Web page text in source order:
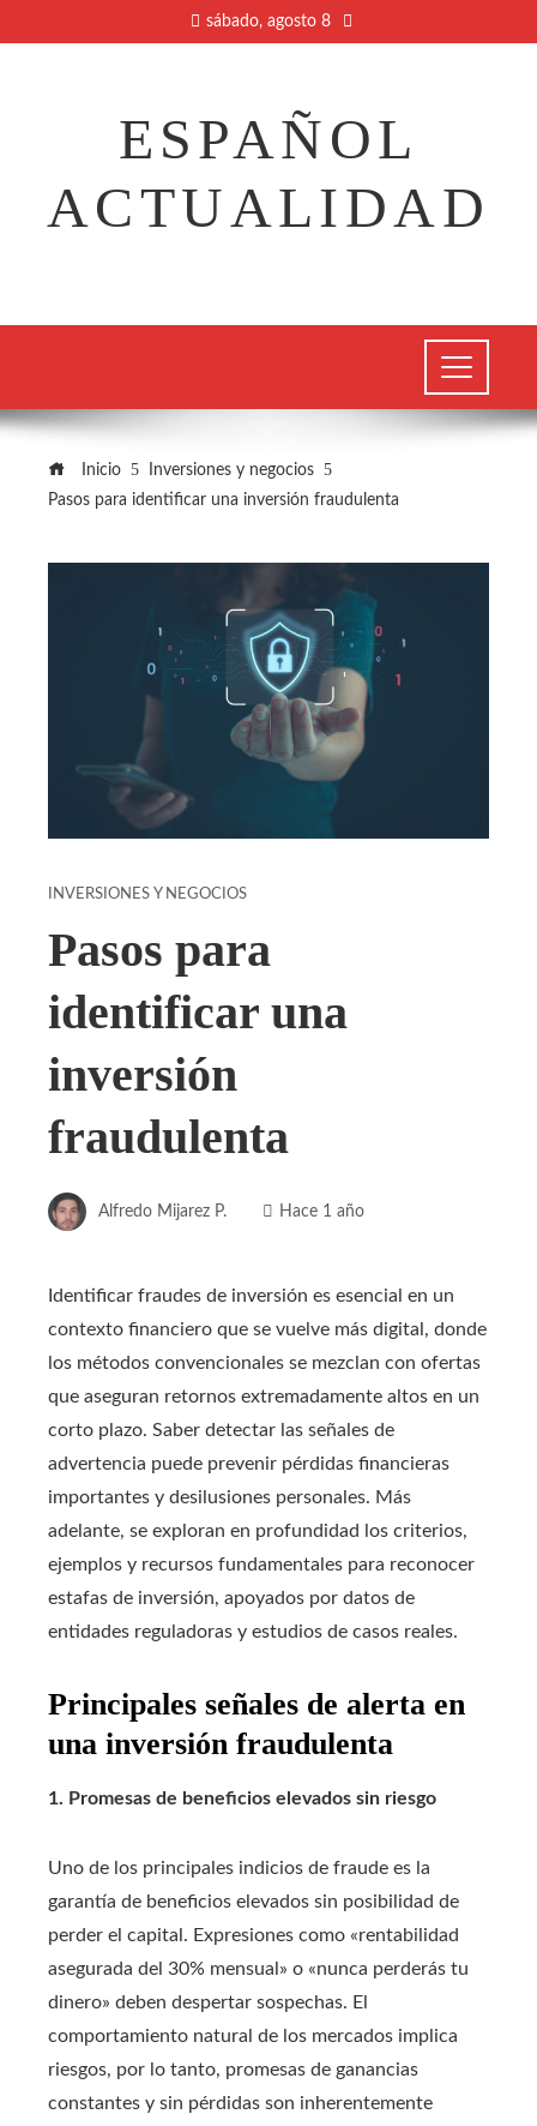
sábado, agosto 8
ESPAÑOL
ACTUALIDAD
Inicio
Inversiones y negocios
Pasos para identificar una inversión fraudulenta
INVERSIONES Y NEGOCIOS
Pasos para
identificar una
inversión
fraudulenta
Alfredo Mijarez P. Hace 1 año
Identificar fraudes de inversión es esencial en un
contexto financiero que se vuelve más digital, donde
los métodos convencionales se mezclan con ofertas
que aseguran retornos extremadamente altos en un
corto plazo. Saber detectar las señales de
advertencia puede prevenir pérdidas financieras
importantes y desilusiones personales. Más
adelante, se exploran en profundidad los criterios,
ejemplos y recursos fundamentales para reconocer
estafas de inversión, apoyados por datos de
entidades reguladoras y estudios de casos reales.
Principales señales de alerta en
una inversión fraudulenta
1. Promesas de beneficios elevados sin riesgo
Uno de los principales indicios de fraude es la
garantía de beneficios elevados sin posibilidad de
perder el capital. Expresiones como «rentabilidad
asegurada del 30% mensual» o «nunca perderás tu
dinero» deben despertar sospechas. El
comportamiento natural de los mercados implica
riesgos, por lo tanto, promesas de ganancias
constantes y sin pérdidas son inherentemente